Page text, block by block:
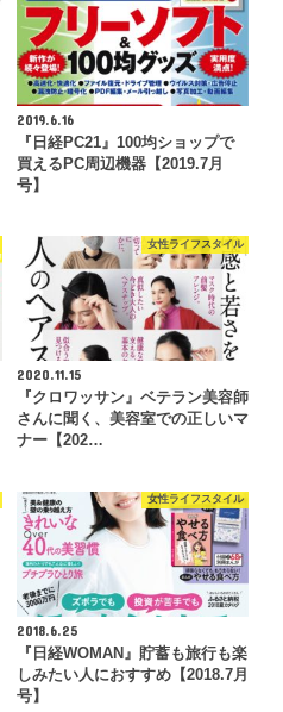
2019.6.16
『日経PC21』100均ショップで
買えるPC周辺機器【2019.7月
号】
女性ライフスタイル
2020.11.15
『クロワッサン』ベテラン美容師
さんに聞く、美容室での正しいマ
ナー【202…
女性ライフスタイル
2018.6.25
『日経WOMAN』貯蓄も旅行も楽
しみたい人におすすめ【2018.7月
号】